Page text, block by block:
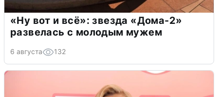
«Ну вот и всё»: звезда «Дома-2»
развелась с молодым мужем
6 августа 132